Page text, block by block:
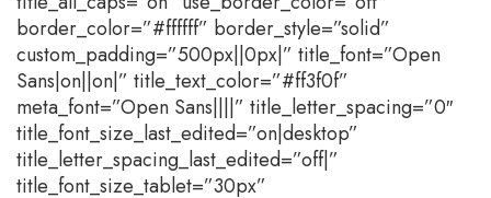
border_color=”#ffffff” border_style=”solid”
custom_padding=”500px||0px|” title_font=”Open
Sans|on||on|” title_text_color=”#ff3f0f”
meta_font=”Open Sans||||” title_letter_spacing=”0″
title_font_size_last_edited=”on|desktop”
title_letter_spacing_last_edited=”off|”
title_font_size_tablet=”30px”